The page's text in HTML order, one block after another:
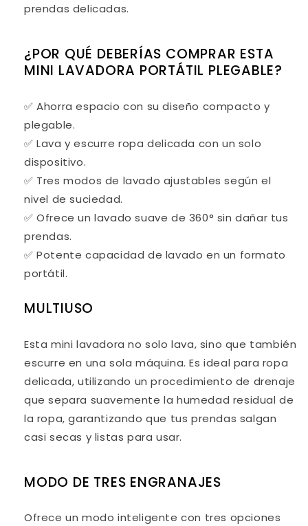
prendas delicadas.
¿POR QUÉ DEBERÍAS COMPRAR ESTA
MINI LAVADORA PORTÁTIL PLEGABLE?
✅ Ahorra espacio con su diseño compacto y
plegable.
✅ Lava y escurre ropa delicada con un solo
dispositivo.
✅ Tres modos de lavado ajustables según el
nivel de suciedad.
✅ Ofrece un lavado suave de 360° sin dañar tus
prendas.
✅ Potente capacidad de lavado en un formato
portátil.
MULTIUSO
Esta mini lavadora no solo lava, sino que también
escurre en una sola máquina. Es ideal para ropa
delicada, utilizando un procedimiento de drenaje
que separa suavemente la humedad residual de
la ropa, garantizando que tus prendas salgan
casi secas y listas para usar.
MODO DE TRES ENGRANAJES
Ofrece un modo inteligente con tres opciones